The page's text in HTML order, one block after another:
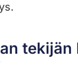
tekijän